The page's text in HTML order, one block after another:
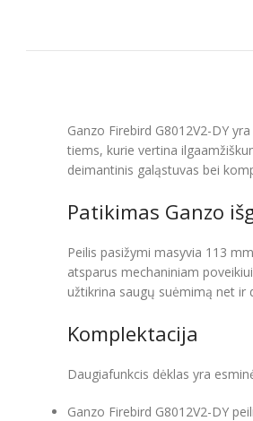
Ganzo Firebird G8012V2-DY
tiems, kurie vertina
deimantinis galąstuvas bei
Patikimas Ganzo
Peilis pasižymi masyvia 113
atsparus mechaniniam
užtikrina saugų suėmimą net ir
Komplektacija
Daugiafunkcis dėklas yra
Ganzo Firebird G8012V2-DY